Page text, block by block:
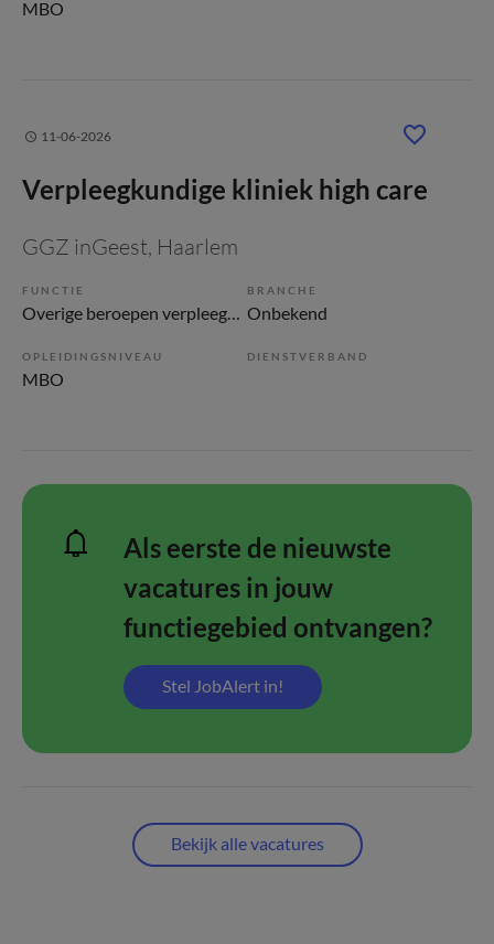
MBO
11-06-2026
Verpleegkundige kliniek high care
GGZ inGeest, Haarlem
FUNCTIE BRANCHE
Onbekend
OPLEIDINGSNIVEAU
MBO
DIENSTVERBAND
Als eerste de nieuwste
vacatures in jouw
functiegebied ontvangen?
Stel JobAlert in!
Bekijk alle vacatures